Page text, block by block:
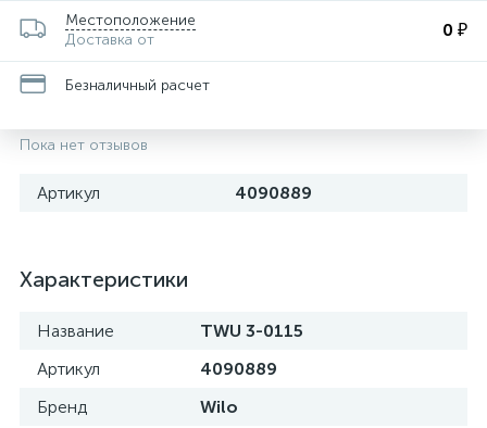
Местоположение
Доставка от
0 ₽
Безналичный расчет
Пока нет отзывов
Артикул 4090889
Характеристики
Название
TWU 3-0115
Артикул
4090889
Бренд
Wilo